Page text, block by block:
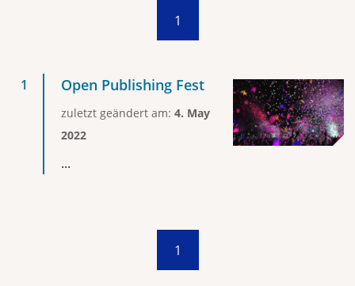
1
Open Publishing Fest
zuletzt geändert am: 4. May
2022
...
1